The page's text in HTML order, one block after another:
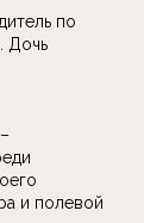
по
Дочь
и полевой